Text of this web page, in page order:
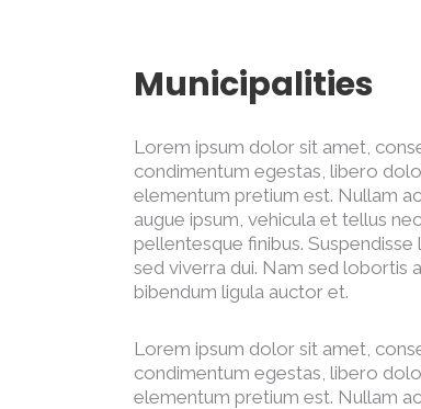
Municipalities
Lorem ipsum dolor sit amet,
condimentum egestas, libero
elementum pretium est. Nullam
augue ipsum, vehicula et tellus
pellentesque finibus.
sed viverra dui. Nam sed lobortis
bibendum ligula auctor et.
Lorem ipsum dolor sit amet,
condimentum egestas, libero
elementum pretium est. Nullam